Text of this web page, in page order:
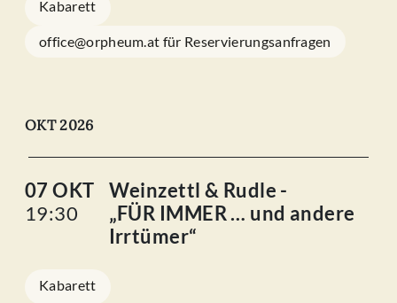
Kabarett
office@orpheum.at für Reservierungsanfragen
OKT 2026
07 OKT
19:30
Weinzettl & Rudle -
„FÜR IMMER … und andere
Irrtümer“
Kabarett